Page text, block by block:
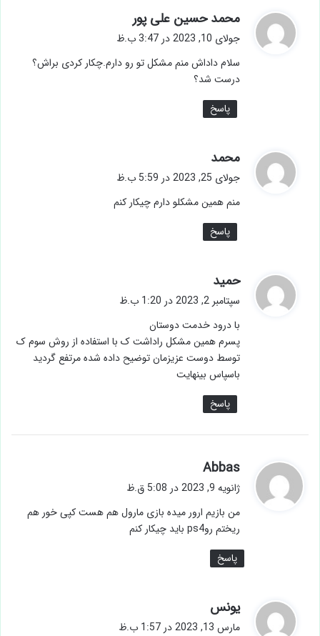
محمد حسین علی پور
:
جولای 10, 2023 در 3:47 ب.ظ
سلام داداش منم مشکل تو رو دارم.چکار کردی براش؟
درست شد؟
پاسخ
محمد
ف
:
جولای 25, 2023 در 5:59 ب.ظ
منم همین مشکلو دارم چیکار کنم
پاسخ
حمید
سپتامبر 2, 2023 در 1:20 ب.ظ
با درود خدمت دوستان
پسرم همین مشکل راداشت ک با استفاده از روش سوم ک
توسط دوست عزیزمان توضیح داده شده مرتفع گردید
باسپاس بینهایت
پاسخ
Abbas
ف
:
ژانویه 9, 2023 در 5:08 ق.ظ
من بازیم ارور میده بازی مارول هم هست کپی خور هم
ریختم روps4 باید چیکار کنم
پاسخ
یونس
ف مارس 13, 2023 در 1:57 ب.ظ